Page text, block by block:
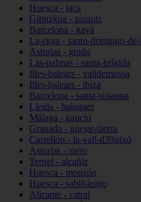
Huesca - jaca
Gipuzkoa - zarautz
Barcelona - gavà
La-rioja - santo-domingo-de-
Asturias - grado
Las-palmas - santa-brígida
Illes-balears - valldemossa
Illes-balears - ibiza
Barcelona - santa-susanna
Lleida - balaguer
Málaga - gaucín
Granada - güejar-sierra
Castellón - la-vall-d39uixó
Asturias - siero
Teruel - alcañiz
Huesca - monzón
Huesca - sabiñánigo
Alicante - catral